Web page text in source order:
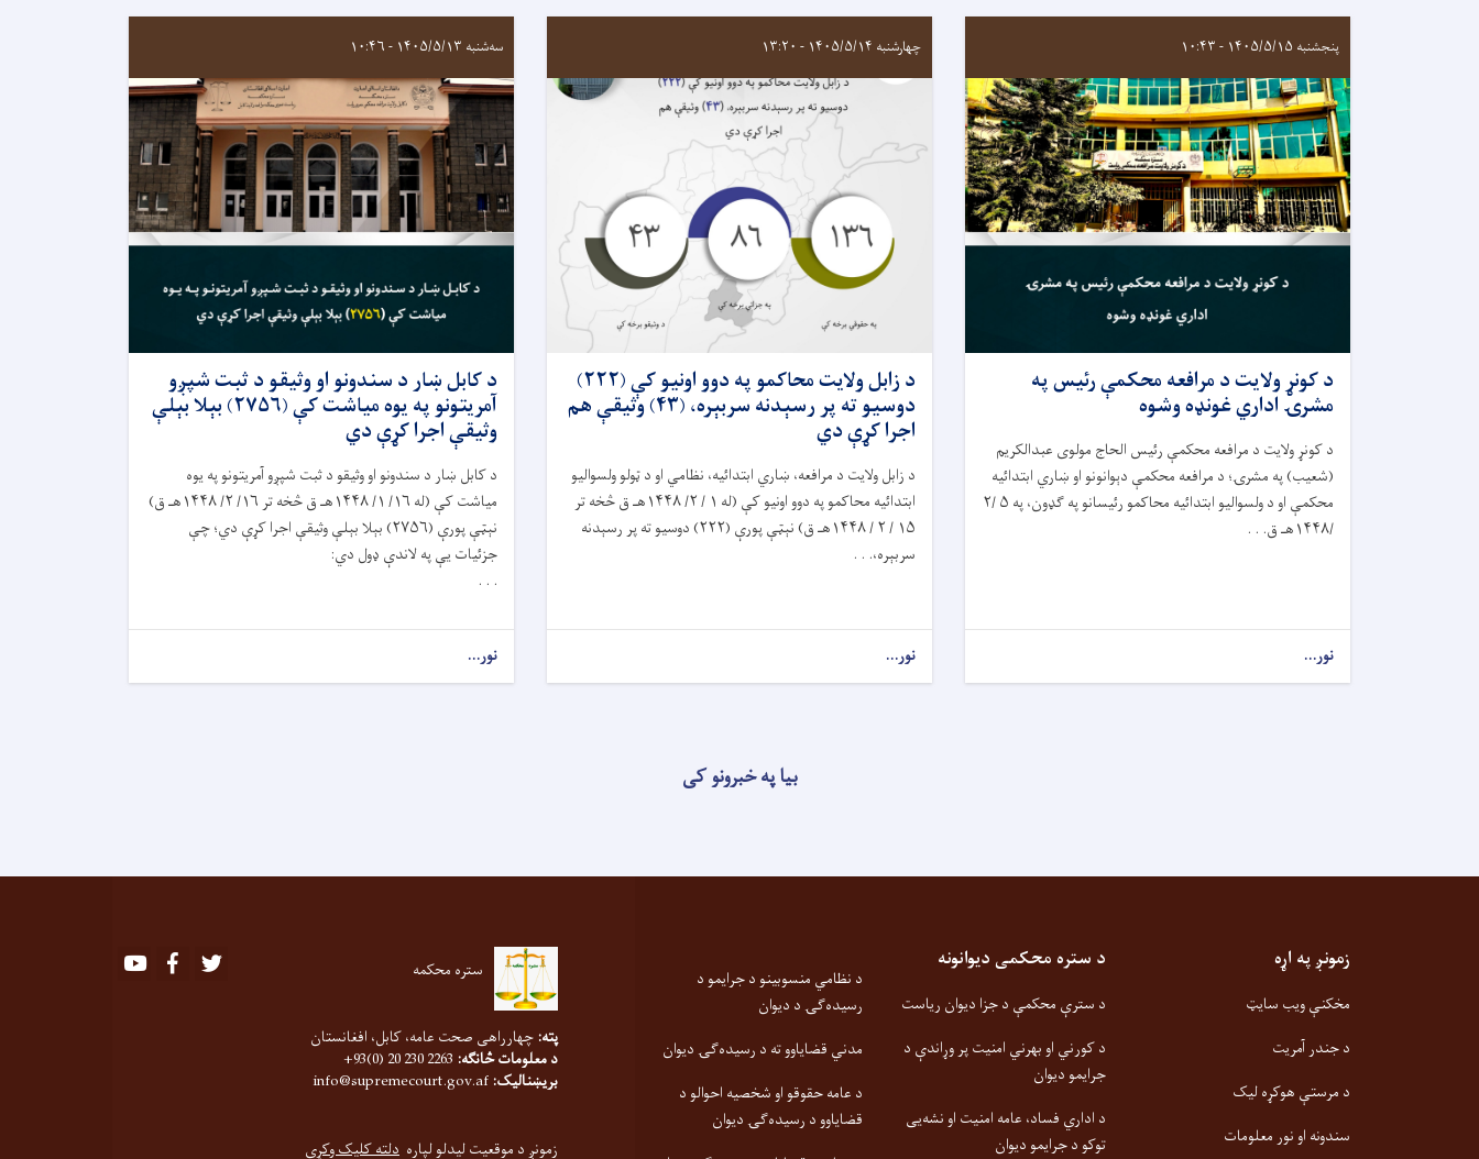
پنجشنبه ۱۴۰۵/۵/۱۵ - ۱۰:۴۳
د کونړ ولایت د مرافعه محکمې رئيس په
مشرۍ اداري غونډه وشوه
د کونړ ولایت د مرافعه محکمې رئيس الحاج مولوی عبدالکریم
(شعیب) په مشرۍ؛ د مرافعه محکمې دېوانونو او ښاري ابتدائيه
محکمې او د ولسوالیو ابتدائيه محاکمو رئيسانو په ګډون، په ۵ /۲
/۱۴۴۸هـ ق. . .
نور...
چهارشنبه ۱۴۰۵/۵/۱۴ - ۱۳:۲۰
د زابل ولايت محاکمو په دوو اونيو کې (۲۲۲)
دوسیو ته پر رسېدنه سربېره، (۴۳) وثیقې هم
اجرا کړې دي
د زابل ولایت د مرافعه، ښاري ابتدائیه، نظامي او د ټولو ولسواليو
ابتدائيه محاکمو په دوو اونيو کې (له ۱ / ۲/ ۱۴۴۸هـ ق څخه تر
۱۵ / ۲ / ۱۴۴۸هـ ق) نېټې پورې (۲۲۲) دوسيو ته پر رسېدنه
سربېره،. . .
نور...
سه‌شنبه ۱۴۰۵/۵/۱۳ - ۱۰:۴۶
د کابل ښار د سندونو او وثیقو د ثبت شپږو
آمریتونو په يوه مياشت کې (۲۷۵۶) بېلا بېلې
وثیقې اجرا کړې دي
د کابل ښار د سندونو او وثيقو د ثبت شپږو آمريتونو په يوه
مياشت کې (له ۱۶/ ۱/ ۱۴۴۸هـ ق څخه تر ۱۶/ ۲/ ۱۴۴۸هـ ق)
نېټې پورې (۲۷۵۶) بېلا بېلې وثيقې اجرا کړې دي؛ چې
جزئيات يې په لاندې ډول دي:
. . .
نور...
بیا په خبرونو کی
زمونږ په اړه
مخکنې ویب سایټ
د جندر آمریت
د مرستې هوکړه لیک
سندونه او نور معلومات
د ستره محکمی دیوانونه
د سترې محکمې د جزا دیوان ریاست
د کورني او بهرني امنیت پر وړاندې د
جرایمو دیوان
د اداري فساد، عامه امنیت او نشه‌یی
توکو د جرایمو دیوان
د نظامي منسوبینو د جرایمو د
رسیده‌ګۍ د دیوان
مدني قضایاوو ته د رسیده‌ګۍ دیوان
د عامه حقوقو او شخصیه احوالو د
قضایاوو د رسیده‌ګۍ دیوان
ستره محکمه Youtube Facebook
پته: چهارراهی صحت عامه، کابل، افغانستان
د معلومات څانګه: 2263 230 20 (0)93+
بریښنالیک: info@supremecourt.gov.af
زمونږ د موقعیت لیدلو لپاره دلته کلیک وکړی